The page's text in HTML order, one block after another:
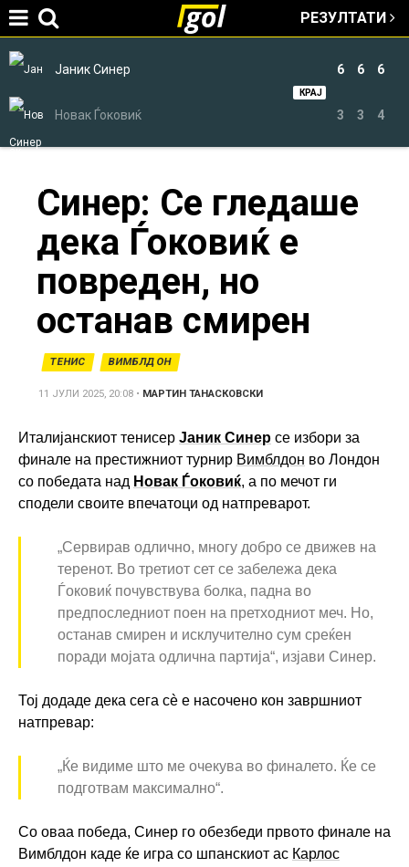
РЕЗУЛТАТИ
Јаник Синер
Новак Ѓоковиќ
6
4
6
3
6
3
КРАЈ
here
Синер: Се гледаше
дека Ѓоковиќ е
повреден, но
останав смирен
ТЕНИС ВИМБЛДОН
11 ЈУЛИ 2025, 20:08 • МАРТИН ТАНАСКОВСКИ
Италијанскиот тенисер Јаник Синер се избори за
финале на престижниот турнир Вимблдон во Лондон
со победата над Новак Ѓоковиќ, а по мечот ги
сподели своите впечатоци од натпреварот.
„Сервирав одлично, многу добро се движев на
теренот. Во третиот сет се забележа дека
Ѓоковиќ почувствува болка, падна во
предпоследниот поен на претходниот меч. Но,
останав смирен и исклучително сум среќен
поради мојата одлична партија“, изјави Синер.
Тој додаде дека сега сè е насочено кон завршниот
натпревар:
„Ќе видиме што ме очекува во финалето. Ќе се
подготвам максимално“.
Со оваа победа, Синер го обезбеди првото финале на
Вимблдон каде ќе игра со шпанскиот ас Карлос